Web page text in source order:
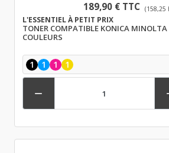
189,90 € TTC (158,25
L'ESSENTIEL À PETIT PRIX
TONER COMPATIBLE KONICA
COULEURS
1 1 1 1
